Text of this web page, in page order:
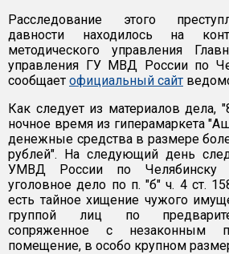
Расследование этого
давности находилось на
методического управления
управления ГУ МВД России по
сообщает официальный сайт
Как следует из материалов дела,
ночное время из гиперамаркета
денежные средства в размере
рублей". На следующий день
УМВД России по Челябинску
уголовное дело по п. "б" ч. 4 ст.
есть тайное хищение чужого
группой лиц по
сопряженное с незаконным
помещение, в особо крупном